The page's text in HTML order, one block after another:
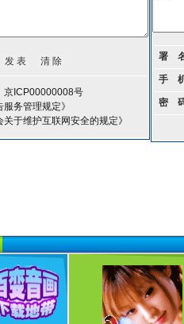
京ICP00000008号
务管理规定》
于维护互联网安全的规定》
署
手
密